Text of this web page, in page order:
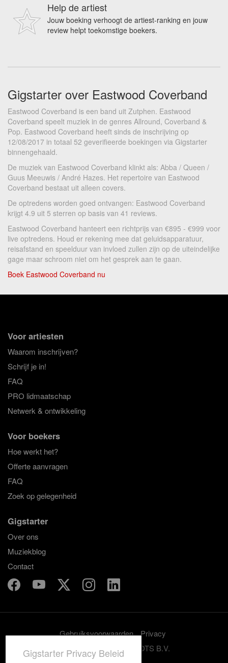
Help de artiest
Jouw boeking verhoogt de artiest-ranking en jouw
review helpt toekomstige boekers.
Gigstarter over Eastwood Coverband
Eastwood Coverband is een band uit Zutphen. Eastwood
Coverband speelt muziek in de genres Allround, Coverband &
Pop. Eastwood Coverband heeft sinds de inschrijving op
12/08/2017 in totaal 52 geverifieerde boekingen via Gigstarter
binnengehaald.
De muziek van Eastwood Coverband klinkt als: Abba / Queen /
Guus Meeuwis / André Hazes. Het repertoire van Eastwood
Coverband bestaat uit alleen covers.
De optredens worden goed ontvangen: Eastwood Coverband
krijgt 4.9 uit 5 sterren op basis van 41 reviews.
Eastwood Coverband hanteert een richtprijs van €895 - €999 voor
live optredens. Houd er rekening mee dat geluidsapparatuur,
reisafstand en speelduur van invloed zullen zijn op de uiteindelijke
gage maar schroom niet om het gesprek aan te gaan.
Boek Eastwood Coverband nu
Voor artiesten
Waarom inschrijven?
Schrijf je in!
FAQ
PRO lidmaatschap
Netwerk & ontwikkeling
Voor boekers
Hoe werkt het?
Offerte aanvragen
FAQ
Zoek op gelegenheid
Gigstarter
Over ons
Muziekblog
Contact
Gebruiksvoorwaarden
Privacy
© 2012-2026 GRASSROOTS B.V.
Gigstarter Privacy Beleid